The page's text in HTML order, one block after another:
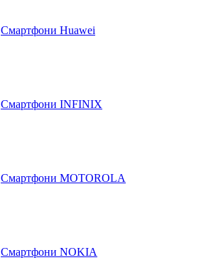
Смартфони Huawei
Смартфони INFINIX
Смартфони MOTOROLA
Смартфони NOKIA